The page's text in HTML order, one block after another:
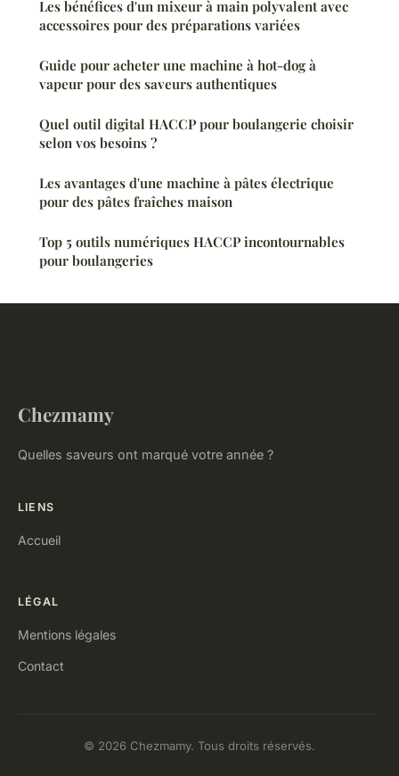
Les bénéfices d'un mixeur à main polyvalent avec
accessoires pour des préparations variées
Guide pour acheter une machine à hot-dog à
vapeur pour des saveurs authentiques
Quel outil digital HACCP pour boulangerie choisir
selon vos besoins ?
Les avantages d'une machine à pâtes électrique
pour des pâtes fraîches maison
Top 5 outils numériques HACCP incontournables
pour boulangeries
Chezmamy
Quelles saveurs ont marqué votre année ?
LIENS
Accueil
LÉGAL
Mentions légales
Contact
© 2026 Chezmamy. Tous droits réservés.